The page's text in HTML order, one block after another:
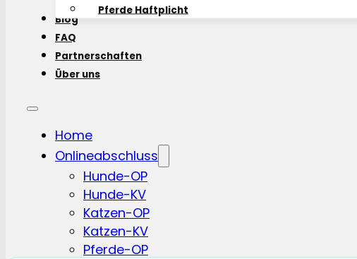
Pferde Haftplicht
Blog
FAQ
Partnerschaften
Über uns
Home
Onlineabschluss
Hunde-OP
Hunde-KV
Katzen-OP
Katzen-KV
Pferde-OP